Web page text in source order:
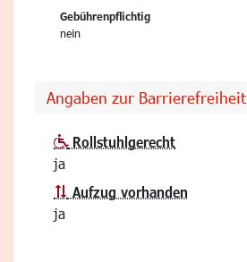
Gebührenpflichtig
nein
Angaben zur Barrierefreiheit
Rollstuhlgerecht
ja
Aufzug vorhanden
ja